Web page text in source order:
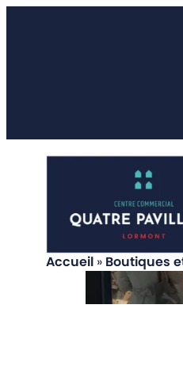
Accueil » Boutiques